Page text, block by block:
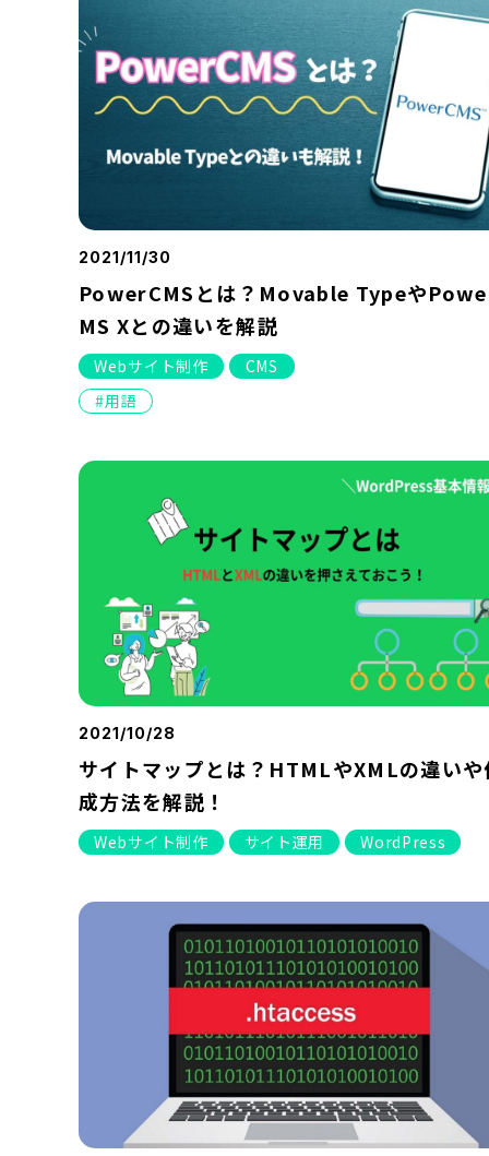
2021/11/30
PowerCMSとは？Movable Typeや
MS Xとの違いを解説
Webサイト制作
CMS
用語
2021/10/28
サイトマップとは？HTMLやXMLの違いや
成方法を解説！
Webサイト制作 サイト運用 WordPress